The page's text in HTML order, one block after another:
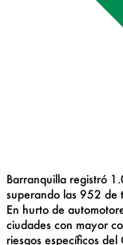
Barranquilla registró
superando las 952 de
En hurto de
ciudades con mayor
riesgos específicos